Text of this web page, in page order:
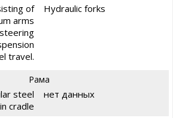
of
arms
travel.
Hydraulic forks
Рама
steel
cradle
нет данных